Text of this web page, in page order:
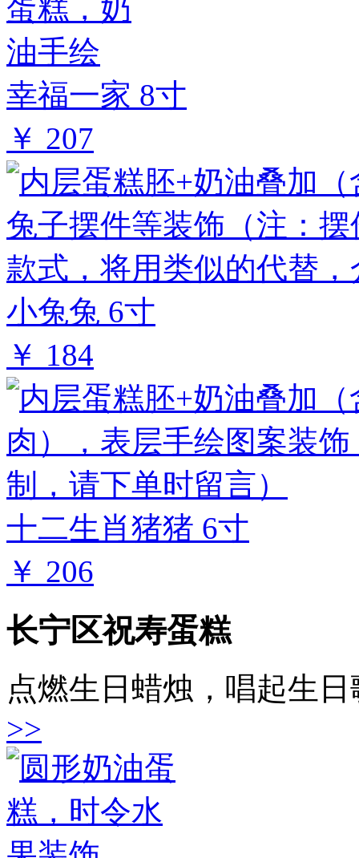
幸福一家 8寸
￥ 207
小兔兔 6寸
￥ 184
十二生肖猪猪 6寸
￥ 206
长宁区祝寿蛋糕
点燃生日蜡烛，唱起生
>>